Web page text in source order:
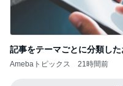
記事をテーマごとに分類し
Amebaトピックス 21時間前